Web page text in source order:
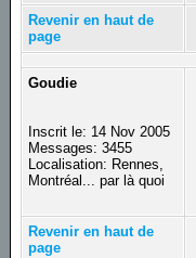
Revenir en haut de
page
Goudie
Inscrit le: 14 Nov 2005
Messages: 3455
Localisation: Rennes,
Montréal... par là quoi
Revenir en haut de
page